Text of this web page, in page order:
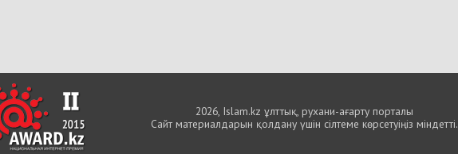
2026, Islam.kz ұлттық, рухани-ағарту порталы
Сайт материалдарын қолдану үшін сілтеме көрсетуіңіз міндетті.